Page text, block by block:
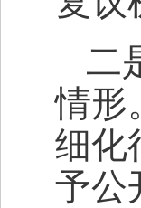
二
情形
细化
予公